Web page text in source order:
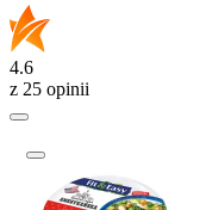
4.6
z 25 opinii